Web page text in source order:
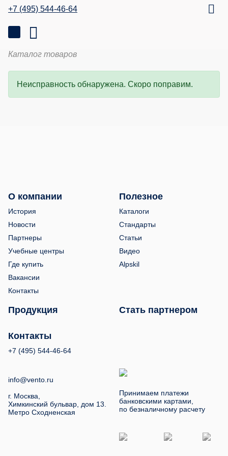
+7 (495) 544-46-64
Каталог товаров
Неисправность обнаружена. Скоро поправим.
О компании
История
Новости
Партнеры
Учебные центры
Где купить
Вакансии
Контакты
Полезное
Каталоги
Стандарты
Статьи
Видео
Alpskil
Продукция Стать партнером
Контакты
+7 (495) 544-46-64
info@vento.ru
г. Москва,
Химкинский бульвар, дом 13.
Метро Сходненская
Принимаем платежи
банковскими картами,
по безналичному расчету